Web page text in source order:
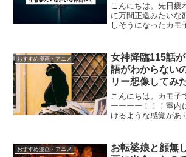
こんにちは。先日疲
に万間正造みたいな
しそうになったカモ
い読んでいます。で
出てくるのを楽しみ
おすすめ漫画・アニメ
女神降臨115話
語がわからない
リー想像してみ
こんにちは。カモ子
ーーーー！！！室内
けるような感覚があ
の気持ちを考えると
う感じです。五十嵐
おすすめ漫画・アニメ
お転婆娘と顔無